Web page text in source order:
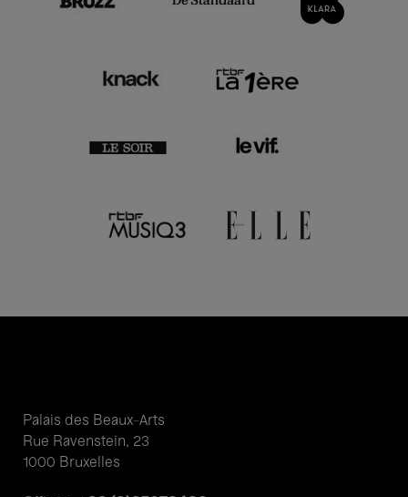
Palais des Beaux-Arts
Rue Ravenstein, 23
1000 Bruxelles